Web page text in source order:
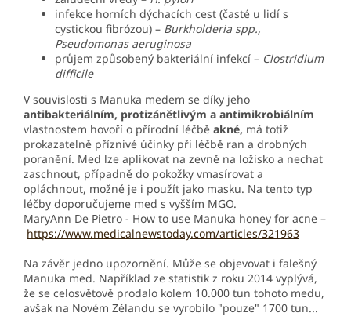
infekce horních dýchacích cest (časté u lidí s
cystickou fibrózou) – Burkholderia spp.,
Pseudomonas aeruginosa
průjem způsobený bakteriální infekcí – Clostridium
difficile
V souvislosti s Manuka medem se díky jeho
antibakteriálním, protizánětlivým a antimikrobiálním
vlastnostem hovoří o přírodní léčbě akné, má totiž
prokazatelně příznivé účinky při léčbě ran a drobných
poranění. Med lze aplikovat na zevně na ložisko a nechat
zaschnout, případně do pokožky vmasírovat a
opláchnout, možné je i použít jako masku. Na tento typ
léčby doporučujeme med s vyšším MGO.
MaryAnn De Pietro - How to use Manuka honey for acne –
https://www.medicalnewstoday.com/articles/321963
Na závěr jedno upozornění. Může se objevovat i falešný
Manuka med. Například ze statistik z roku 2014 vyplývá,
že se celosvětově prodalo kolem 10.000 tun tohoto medu,
avšak na Novém Zélandu se vyrobilo "pouze" 1700 tun...